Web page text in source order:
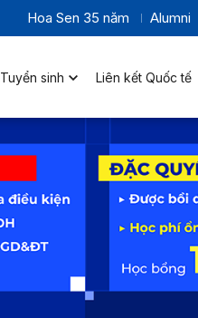
Hoa Sen 35 năm Alumni
Tuyển sinh Liên kết Quốc tế